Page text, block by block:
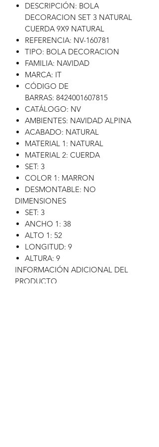
DESCRIPCIÓN: BOLA
DECORACION SET 3 NATURAL
CUERDA 9X9 NATURAL
REFERENCIA: NV-160781
TIPO: BOLA DECORACION
FAMILIA: NAVIDAD
MARCA: IT
CÓDIGO DE
BARRAS: 8424001607815
CATÁLOGO: NV
AMBIENTES: NAVIDAD ALPINA
ACABADO: NATURAL
MATERIAL 1: NATURAL
MATERIAL 2: CUERDA
SET: 3
COLOR 1: MARRON
DESMONTABLE: NO
DIMENSIONES
SET: 3
ANCHO 1: 38
ALTO 1: 52
LONGITUD: 9
ALTURA: 9
INFORMACIÓN ADICIONAL DEL
PRODUCTO